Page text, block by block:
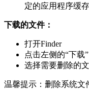
定的应用程序缓
下载的文件：
打开Finder
点击左侧的“下载”
选择需要删除的
温馨提示：删除系统文